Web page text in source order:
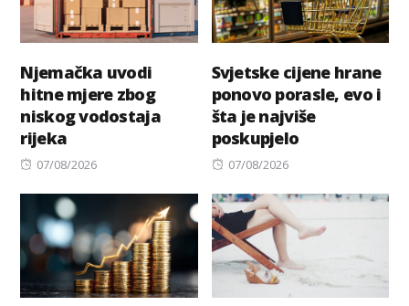
Njemačka uvodi
hitne mjere zbog
niskog vodostaja
rijeka
Posted
07/08/2026
Svjetske cijene hrane
ponovo porasle, evo i
šta je najviše
poskupjelo
Posted
07/08/2026